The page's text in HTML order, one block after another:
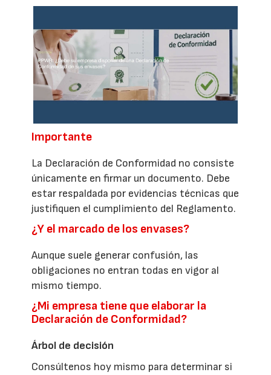
Importante
La Declaración de Conformidad no consiste
únicamente en firmar un documento. Debe
estar respaldada por evidencias técnicas que
justifiquen el cumplimiento del Reglamento.
¿Y el marcado de los envases?
Aunque suele generar confusión, las
obligaciones no entran todas en vigor al
mismo tiempo.
¿Mi empresa tiene que elaborar la
Declaración de Conformidad?
Árbol de decisión
Consúltenos hoy mismo para determinar si